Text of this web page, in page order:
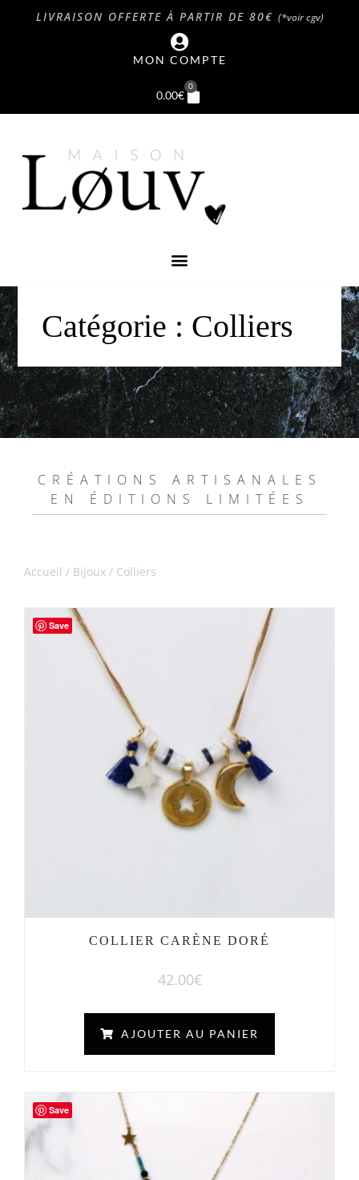
LIVRAISON OFFERTE À PARTIR DE 80€ (*voir cgv)
MON COMPTE
0.00€
0
Catégorie : Colliers
CRÉATIONS ARTISANALES
EN ÉDITIONS LIMITÉES
Accueil / Bijoux / Colliers
Save
COLLIER CARÈNE DORÉ
42.00€
AJOUTER AU PANIER
Save